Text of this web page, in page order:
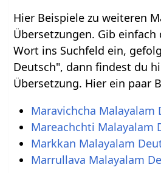
Hier Beispiele zu weiteren
Übersetzungen. Gib einfach
Wort ins Suchfeld ein,
Deutsch", dann findest du
Übersetzung. Hier ein paar
Maravichcha Malayalam
Mareachchti Malayalam
Markkan Malayalam
Marrullava Malayalam